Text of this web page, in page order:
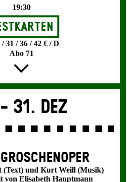
19:30
/ 31 / 36 / 42 € / D
Abo 71
31. Dez
(Text) und Kurt Weill (Musik)
von Elisabeth Hauptmann